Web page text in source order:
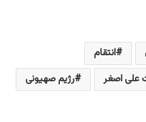
انتقام
اصغر
رژیم صهیونی